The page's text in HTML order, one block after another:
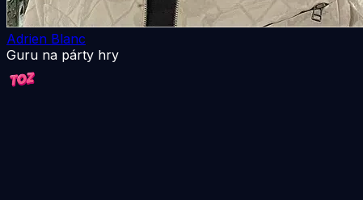
Adrien Blanc
Guru na párty hry